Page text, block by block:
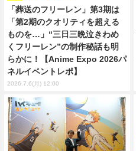
「葬送のフリーレン」第3期は
「第2期のクオリティを超える
ものを…」“三日三晩泣きわめ
くフリーレン”の制作秘話も明
らかに！【Anime Expo 2026パ
ネルイベントレポ】
2026.7.6(月) 12:00